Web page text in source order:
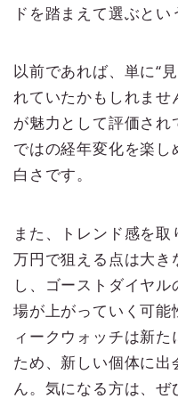
ドを踏まえて選ぶとい
以前であれば、単に“
れていたかもしれま
が魅力として評価さ
ではの経年変化を楽
白さです。
また、トレンド感を
万円で狙える点は大
し、ゴーストダイヤ
場が上がっていく可
ィークウォッチは新
ため、新しい個体に
ん。気になる方は、ぜ